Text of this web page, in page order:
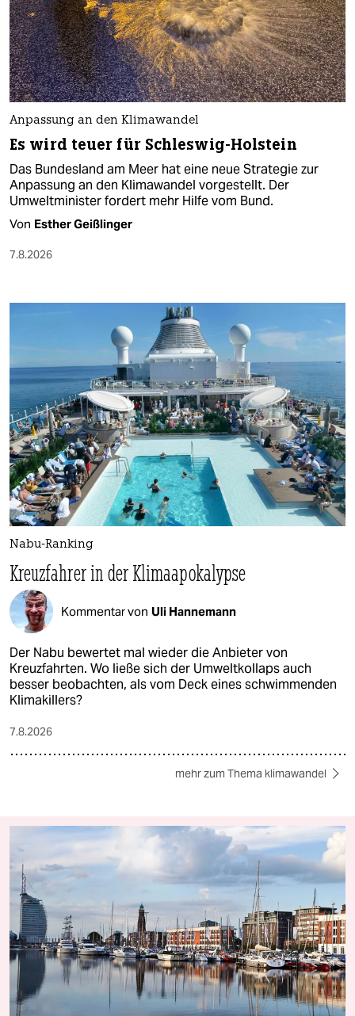
Anpassung an den Klimawandel
Es wird teuer für Schleswig-Holstein
Das Bundesland am Meer hat eine neue Strategie zur
Anpassung an den Klimawandel vorgestellt. Der
Umweltminister fordert mehr Hilfe vom Bund.
Von Esther Geißlinger
7.8.2026
Nabu-Ranking
Kreuzfahrer in der Klimaapokalypse
Kommentar von Uli Hannemann
Der Nabu bewertet mal wieder die Anbieter von
Kreuzfahrten. Wo ließe sich der Umweltkollaps auch
besser beobachten, als vom Deck eines schwimmenden
Klimakillers?
7.8.2026
mehr zum Thema klimawandel